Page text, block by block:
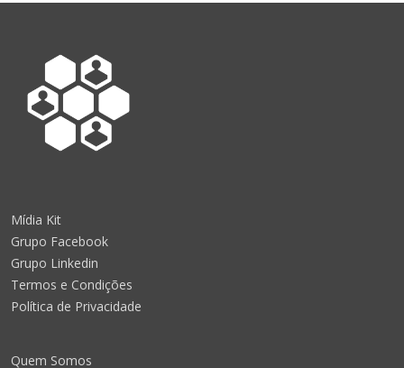
Mídia Kit
Grupo Facebook
Grupo Linkedin
Termos e Condições
Política de Privacidade
Quem Somos